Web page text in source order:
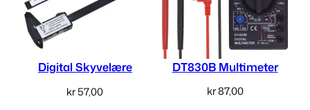
Digital Skyvelære
kr57,00
DT830B Multimeter
kr87,00